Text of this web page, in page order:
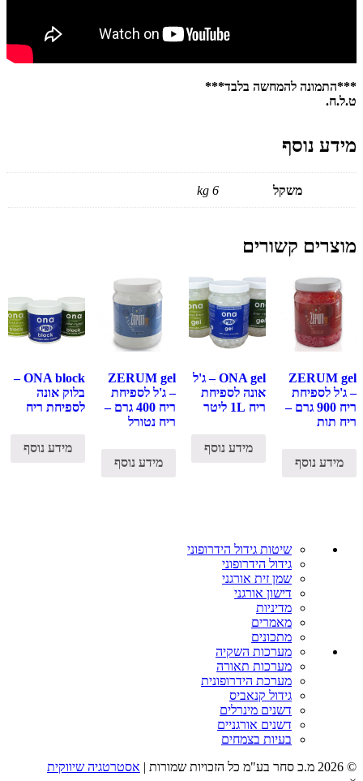
***התמונה להמחשה בלבד***
ט.ל.ח.
מידע נוסף
משקל 6 kg
מוצרים קשורים
ZERUM gel
– ג'ל לספיחת
ריח 900 גרם –
ריח תות
מידע נוסף
ONA gel – ג'ל
אונה לספיחת
ריח 1L ליטר
מידע נוסף
ZERUM gel
– ג'ל לספיחת
ריח 400 גרם –
ריח נטורל
מידע נוסף
ONA block –
בלוק אונה
לספיחת ריח
מידע נוסף
שיטות גידול הידרופוני
גידול הידרופוני
שמן זית אורגני
דישון אורגני
מדיניות
מאמרים
מתכונים
מערכות השקיה
מערכות תאורה
מערכת הידרופונית
גידול קנאביס
דשנים מינרלים
דשנים אורגניים
בעיות בצמחים
© 2026 מ.כ סחר בע"מ כל הזכויות שמורות |
אסטרטגיה שיווקית